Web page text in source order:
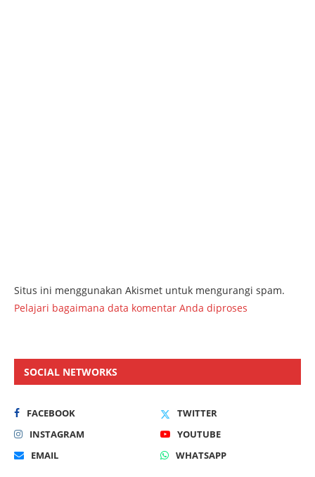
Situs ini menggunakan Akismet untuk mengurangi spam.
Pelajari bagaimana data komentar Anda diproses
SOCIAL NETWORKS
FACEBOOK
TWITTER
INSTAGRAM
YOUTUBE
EMAIL
WHATSAPP